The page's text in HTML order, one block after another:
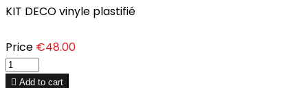
KIT DECO vinyle plastifié
Price €48.00
 Add to cart